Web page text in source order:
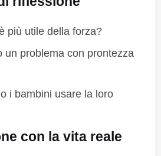
più utile della forza?
un problema con prontezza
i bambini usare la loro
con la vita reale